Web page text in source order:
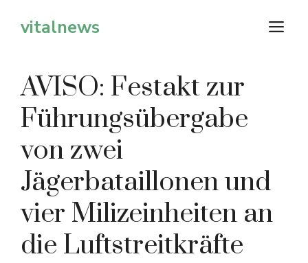
Inhaltvitalnews
AVISO: Festakt zur
Führungsübergabe
von zwei
Jägerbataillonen und
vier Milizeinheiten an
die Luftstreitkräfte